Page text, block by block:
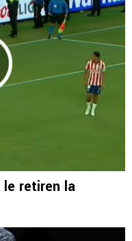
retiren la